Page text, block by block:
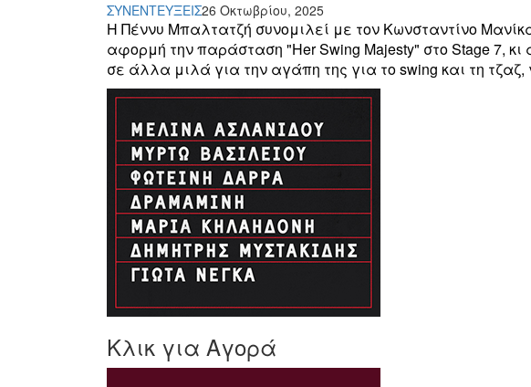
ΣΥΝΕΝΤΕΥΞΕΙΣ26 Οκτωβρίου, 2025
Η Πέννυ Μπαλτατζή συνομιλεί με τον Κωνσταντίνο
αφορμή την παράσταση "Her Swing Majesty" στο Stage 7,
σε άλλα μιλά για την αγάπη της για το swing και τη
Κλικ για Αγορά